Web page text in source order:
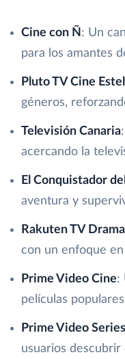
Cine con Ñ : Un
para los amantes
Pluto TV Cine
géneros,
Televisión Canaria
acercando la
El Conquistador
aventura y
Rakuten TV Drama
con un enfoque
Prime Video Cine:
películas
Prime Video Series
usuarios